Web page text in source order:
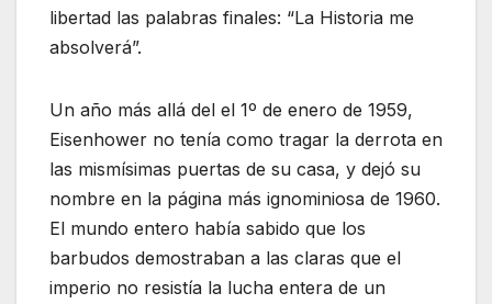
libertad las palabras finales: “La Historia me
absolverá”.
Un año más allá del el 1º de enero de 1959,
Eisenhower no tenía como tragar la derrota en
las mismísimas puertas de su casa, y dejó su
nombre en la página más ignominiosa de 1960.
El mundo entero había sabido que los
barbudos demostraban a las claras que el
imperio no resistía la lucha entera de un